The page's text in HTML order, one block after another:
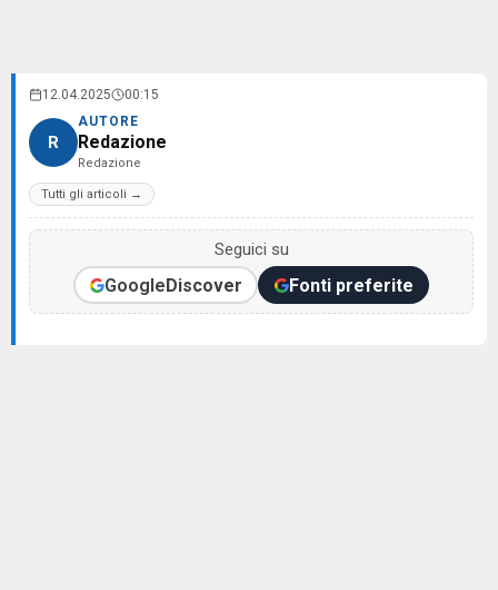
12.04.2025 00:15
R
AUTORE
Redazione
Redazione
Tutti gli articoli →
Seguici su
GoogleDiscover Fonti preferite